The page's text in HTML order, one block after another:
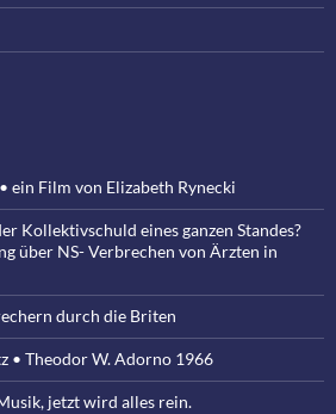
ein Film von Elizabeth Rynecki
Kollektivschuld eines ganzen Standes?
über NS- Verbrechen von Ärzten in
durch die Briten
• Theodor W. Adorno 1966
jetzt wird alles rein.